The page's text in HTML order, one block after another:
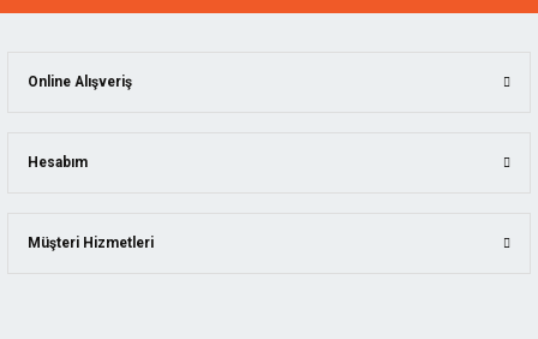
Online Alışveriş
Hesabım
Müşteri Hizmetleri